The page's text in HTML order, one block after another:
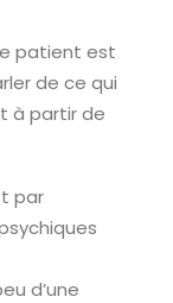
patient est
de ce qui
à partir de
par
d’une